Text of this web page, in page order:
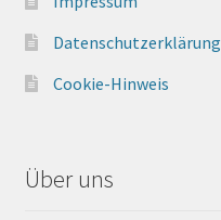
Datenschutzerklärung
Cookie-Hinweis
Über uns